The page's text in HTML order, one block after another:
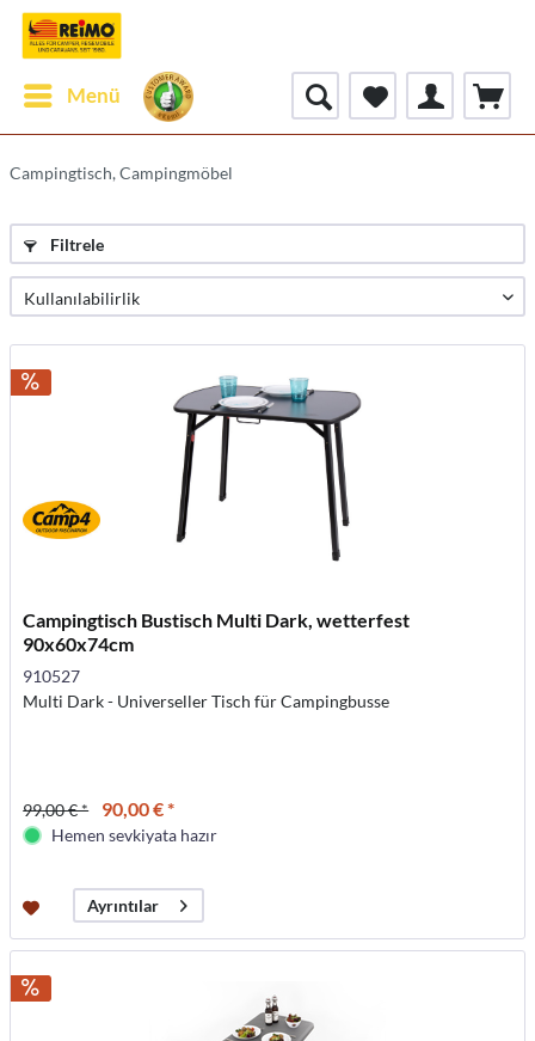
Menü
Campingtisch, Campingmöbel
Filtrele
Campingtisch Bustisch Multi Dark, wetterfest
90x60x74cm
910527
Multi Dark - Universeller Tisch für Campingbusse
99,00 € * 90,00 € *
Hemen sevkiyata hazır
Ayrıntılar